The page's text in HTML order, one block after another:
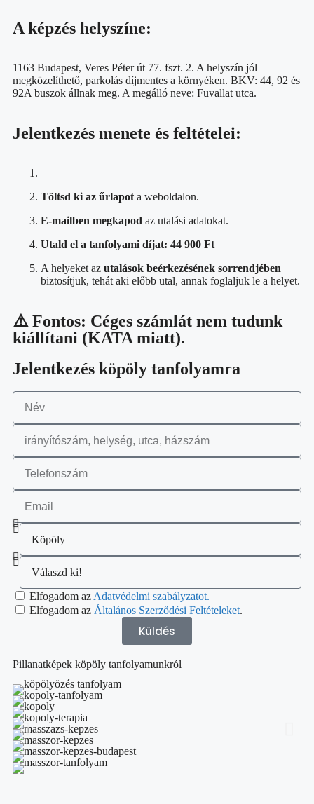
A képzés helyszíne:
1163 Budapest, Veres Péter út 77. fszt. 2. A helyszín jól
megközelíthető, parkolás díjmentes a környéken. BKV: 44, 92 és
92A buszok állnak meg. A megálló neve: Fuvallat utca.
Jelentkezés menete és feltételei:
Töltsd ki az űrlapota weboldalon.
E-mailben megkapod az utalási adatokat.
Utald el a tanfolyami díjat: 44 900 Ft
A helyeket az utalások beérkezésének sorrendjében
biztosítjuk, tehát aki előbb utal, annak foglaljuk le a helyet.
⚠️ Fontos: Céges számlát nem tudunk
kiállítani (KATA miatt).
Jelentkezés köpöly tanfolyamra
Elfogadom azAdatvédelmi szabályzatot.
Elfogadom az Általános Szerződési Feltételeket.
Küldés
Pillanatképek köpöly tanfolyamunkról